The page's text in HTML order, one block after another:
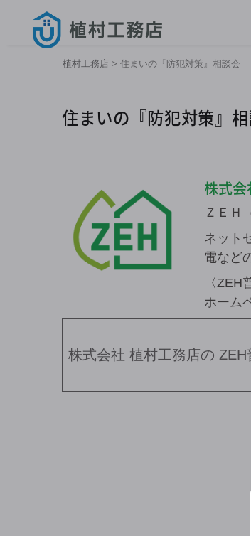
植村工務店 > 住まいの『防犯対策』相談会
住まいの『防犯対策』
株式会
ＺＥＨ
ネット
電など
〈ZEH
ホーム
株式会社 植村工務店の ZEH